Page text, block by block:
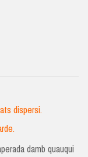
dispersi.
damb quauqui